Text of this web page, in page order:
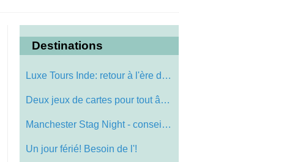
Destinations
Luxe Tours Inde: retour à l'ère de la …
Deux jeux de cartes pour tout âge
Manchester Stag Night - conseils et idé…
Un jour férié! Besoin de l'!